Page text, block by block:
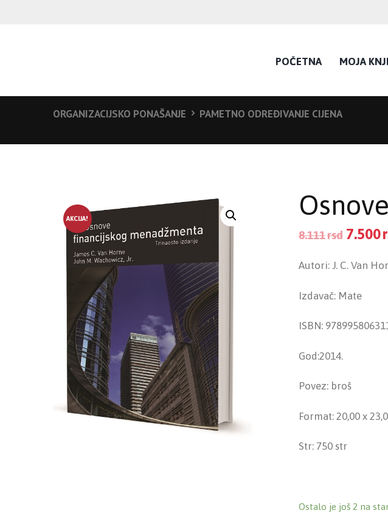
POČETNA MOJA
ORGANIZACIJSKO PONAŠANJE PAMETNO ODREĐIVANJE CIJENA
AKCIJA!
8.111rsd 7.500
Autori: J. C. Van
Izdavač: Mate
ISBN:
God:2014.
Povez: broš
Format: 20,00 x
Str: 750 str
Ostalo je još 2 na